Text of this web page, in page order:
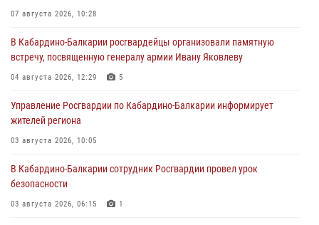
07 августа 2026, 10:28
В Кабардино-Балкарии росгвардейцы организовали памятную
встречу, посвященную генералу армии Ивану Яковлеву
04 августа 2026, 12:29 5
Управление Росгвардии по Кабардино-Балкарии информирует
жителей региона
03 августа 2026, 10:05
В Кабардино‑Балкарии сотрудник Росгвардии провел урок
безопасности
03 августа 2026, 06:15 1